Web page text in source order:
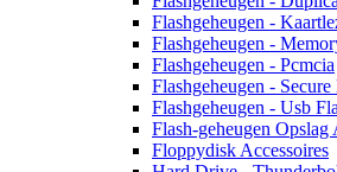
Flashgeheugen -
Flashgeheugen -
Flashgeheugen - Pcmcia
Flashgeheugen -
Flashgeheugen - Usb
Flash-geheugen Opslag
Floppydisk Accessoires